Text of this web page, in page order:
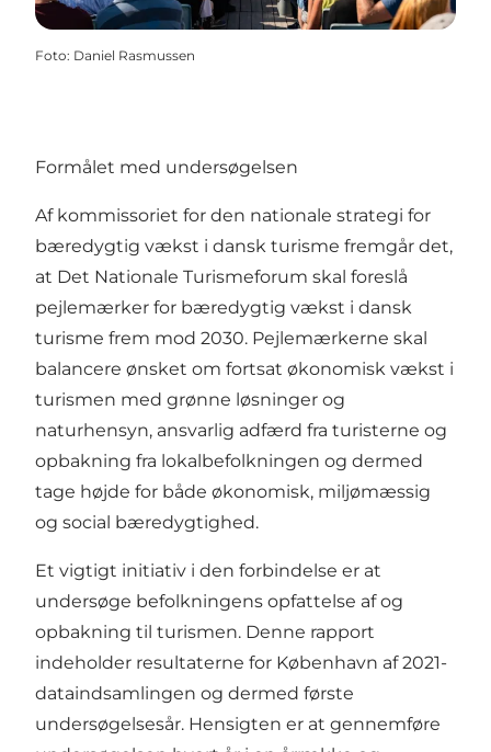
Foto: Daniel Rasmussen
Formålet med undersøgelsen
Af kommissoriet for den nationale strategi for
bæredygtig vækst i dansk turisme fremgår det,
at Det Nationale Turismeforum skal foreslå
pejlemærker for bæredygtig vækst i dansk
turisme frem mod 2030. Pejlemærkerne skal
balancere ønsket om fortsat økonomisk vækst i
turismen med grønne løsninger og
naturhensyn, ansvarlig adfærd fra turisterne og
opbakning fra lokalbefolkningen og dermed
tage højde for både økonomisk, miljømæssig
og social bæredygtighed.
Et vigtigt initiativ i den forbindelse er at
undersøge befolkningens opfattelse af og
opbakning til turismen. Denne rapport
indeholder resultaterne for København af 2021-
dataindsamlingen og dermed første
undersøgelsesår. Hensigten er at gennemføre